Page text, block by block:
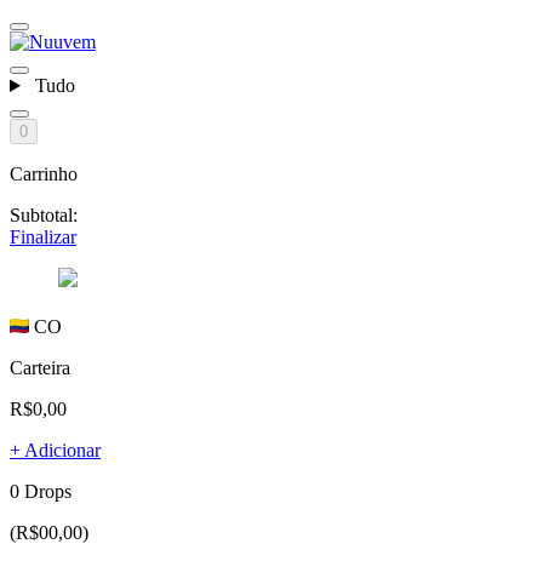
Tudo
0
Carrinho
Subtotal:
Finalizar
CO
Carteira
R$0,00
+ Adicionar
0 Drops
(R$00,00)